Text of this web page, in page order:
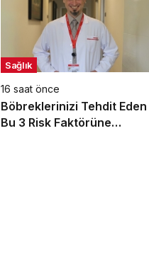
Sağlık
16 saat önce
Böbreklerinizi Tehdit Eden
Bu 3 Risk Faktörüne